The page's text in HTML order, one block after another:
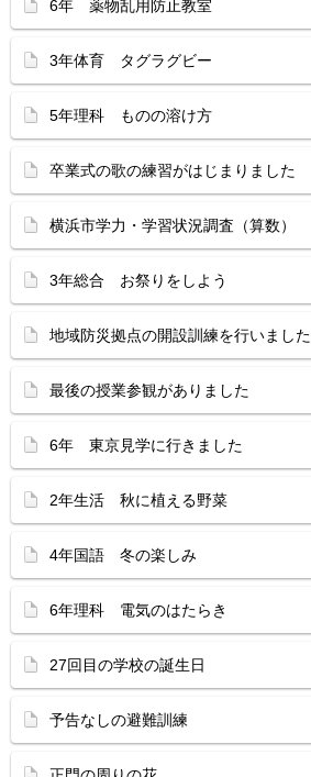
6年 薬物乱用防止教室
3年体育 タグラグビー
5年理科 ものの溶け方
卒業式の歌の練習がはじまりました
横浜市学力・学習状況調査（算数）
3年総合 お祭りをしよう
地域防災拠点の開設訓練を行いました
最後の授業参観がありました
6年 東京見学に行きました
2年生活 秋に植える野菜
4年国語 冬の楽しみ
6年理科 電気のはたらき
27回目の学校の誕生日
予告なしの避難訓練